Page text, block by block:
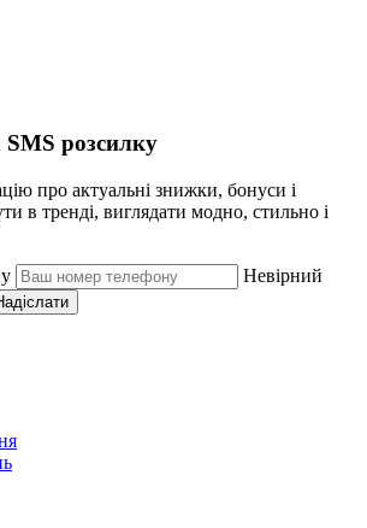
розсилку
про актуальні знижки, бонуси і
в тренді, виглядати модно, стильно і
Невірний